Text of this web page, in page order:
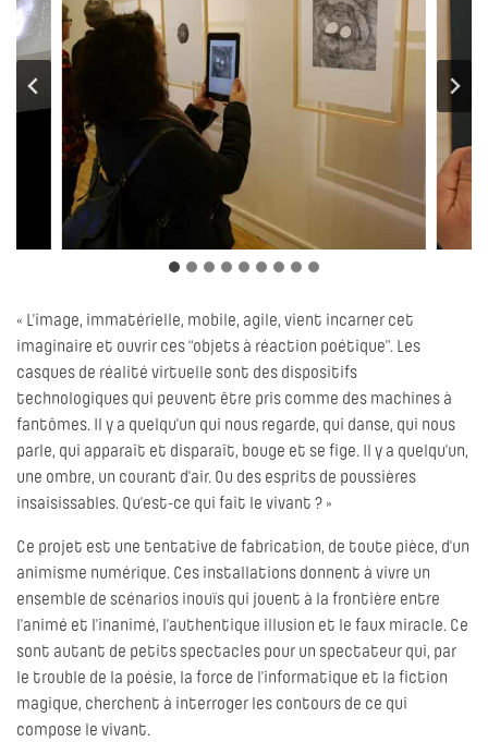
« L’image, immatérielle, mobile, agile, vient incarner cet
imaginaire et ouvrir ces “objets à réaction poétique”. Les
casques de réalité virtuelle sont des dispositifs
technologiques qui peuvent être pris comme des machines à
fantômes. Il y a quelqu’un qui nous regarde, qui danse, qui nous
parle, qui apparaît et disparaît, bouge et se fige. Il y a quelqu’un,
une ombre, un courant d’air. Ou des esprits de poussières
insaisissables. Qu’est-ce qui fait le vivant ? »
Ce projet est une tentative de fabrication, de toute pièce, d’un
animisme numérique. Ces installations donnent à vivre un
ensemble de scénarios inouïs qui jouent à la frontière entre
l’animé et l’inanimé, l’authentique illusion et le faux miracle. Ce
sont autant de petits spectacles pour un spectateur qui, par
le trouble de la poésie, la force de l’informatique et la fiction
magique, cherchent à interroger les contours de ce qui
compose le vivant.